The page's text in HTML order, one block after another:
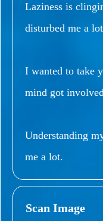
Laziness is
disturbed me a
I wanted to take
mind got
Understanding
me a lot.
Scan Image